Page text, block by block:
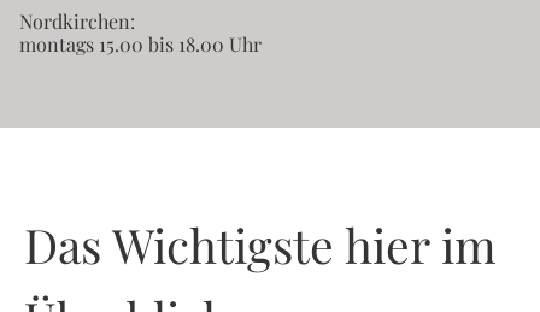
Nordkirchen:
montags 15.00 bis 18.00 Uhr
Das Wichtigste hier im